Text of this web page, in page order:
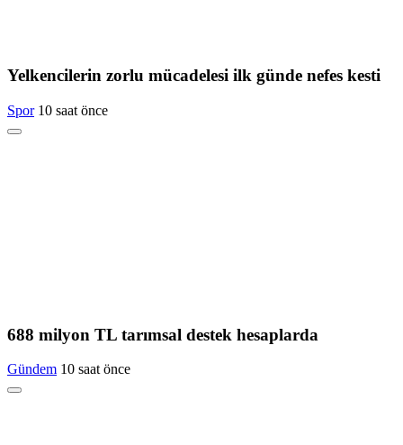
Yelkencilerin zorlu mücadelesi ilk günde nefes kesti
Spor 10 saat önce
688 milyon TL tarımsal destek hesaplarda
Gündem 10 saat önce